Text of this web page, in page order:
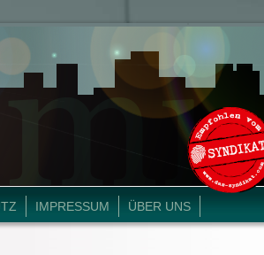
IMPRESSUM ÜBER UNS